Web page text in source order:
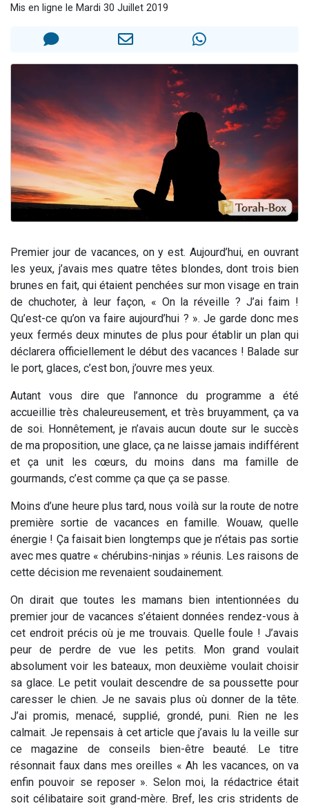
Il reste 49 places pour étudier en groupe sur Zoom
2 nouvelles musiques dans Torah-Box Music
Mis en ligne le Mardi 30 Juillet 2019
Premier jour de vacances, on y est. Aujourd’hui, en ouvrant
les yeux, j’avais mes quatre têtes blondes, dont trois bien
brunes en fait, qui étaient penchées sur mon visage en train
de chuchoter, à leur façon, « On la réveille ? J’ai faim !
Qu’est-ce qu’on va faire aujourd’hui ? ». Je garde donc mes
yeux fermés deux minutes de plus pour établir un plan qui
déclarera officiellement le début des vacances ! Balade sur
le port, glaces, c’est bon, j’ouvre mes yeux.
Autant vous dire que l’annonce du programme a été
accueillie très chaleureusement, et très bruyamment, ça va
de soi. Honnêtement, je n’avais aucun doute sur le succès
de ma proposition, une glace, ça ne laisse jamais indifférent
et ça unit les cœurs, du moins dans ma famille de
gourmands, c’est comme ça que ça se passe.
Moins d’une heure plus tard, nous voilà sur la route de notre
première sortie de vacances en famille. Wouaw, quelle
énergie ! Ça faisait bien longtemps que je n’étais pas sortie
avec mes quatre « chérubins-ninjas » réunis. Les raisons de
cette décision me revenaient soudainement.
On dirait que toutes les mamans bien intentionnées du
premier jour de vacances s’étaient données rendez-vous à
cet endroit précis où je me trouvais. Quelle foule ! J’avais
peur de perdre de vue les petits. Mon grand voulait
absolument voir les bateaux, mon deuxième voulait choisir
sa glace. Le petit voulait descendre de sa poussette pour
caresser le chien. Je ne savais plus où donner de la tête.
J’ai promis, menacé, supplié, grondé, puni. Rien ne les
calmait. Je repensais à cet article que j’avais lu la veille sur
ce magazine de conseils bien-être beauté. Le titre
résonnait faux dans mes oreilles « Ah les vacances, on va
enfin pouvoir se reposer ». Selon moi, la rédactrice était
soit célibataire soit grand-mère. Bref, les cris stridents de